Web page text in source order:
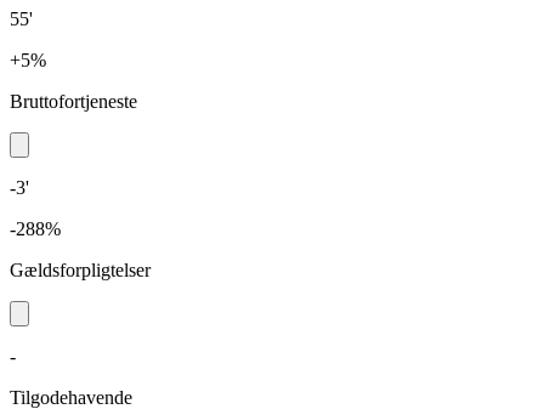
55'
+5%
Bruttofortjeneste
-3'
-288%
Gældsforpligtelser
-
Tilgodehavende